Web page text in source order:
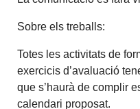
Sobre els treballs:
Totes les activitats de
exercicis d’avaluació
que s’haurà de complir
calendari proposat.